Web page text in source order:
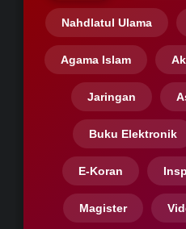
Nahdlatul Ulama
Agama Islam
Jaringan
Buku Elektronik
E-Koran
Magister